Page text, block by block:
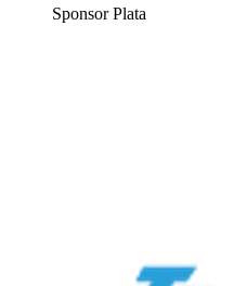
Sponsor Plata